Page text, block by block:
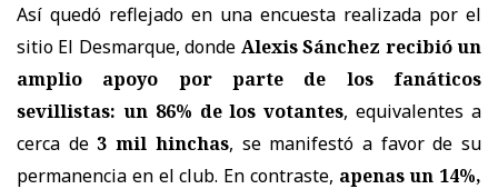
Así quedó reflejado en una encuesta realizada por el
sitio El Desmarque, donde Alexis Sánchez recibió un
amplio apoyo por parte de los fanáticos
sevillistas: un 86% de los votantes, equivalentes a
cerca de 3 mil hinchas, se manifestó a favor de su
permanencia en el club. En contraste, apenas un 14%,